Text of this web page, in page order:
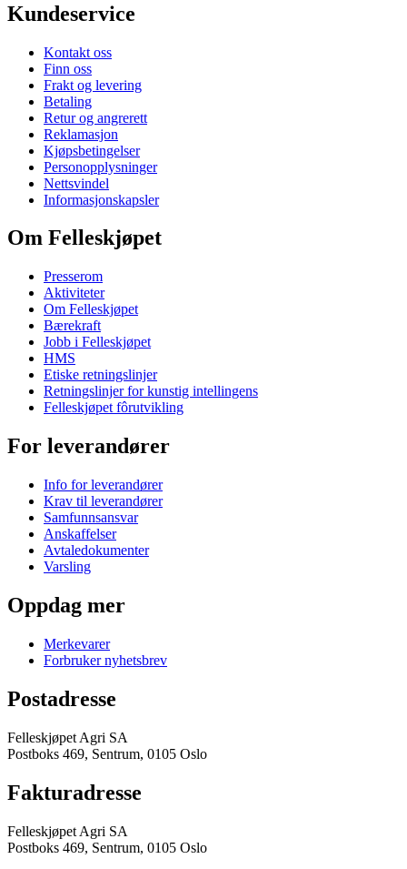
Kundeservice
Kontakt oss
Finn oss
Frakt og levering
Betaling
Retur og angrerett
Reklamasjon
Kjøpsbetingelser
Personopplysninger
Nettsvindel
Informasjonskapsler
Om Felleskjøpet
Presserom
Aktiviteter
Om Felleskjøpet
Bærekraft
Jobb i Felleskjøpet
HMS
Etiske retningslinjer
Retningslinjer for kunstig intellingens
Felleskjøpet fôrutvikling
For leverandører
Info for leverandører
Krav til leverandører
Samfunnsansvar
Anskaffelser
Avtaledokumenter
Varsling
Oppdag mer
Merkevarer
Forbruker nyhetsbrev
Postadresse
Felleskjøpet Agri SA
Postboks 469, Sentrum, 0105 Oslo
Fakturadresse
Felleskjøpet Agri SA
Postboks 469, Sentrum, 0105 Oslo